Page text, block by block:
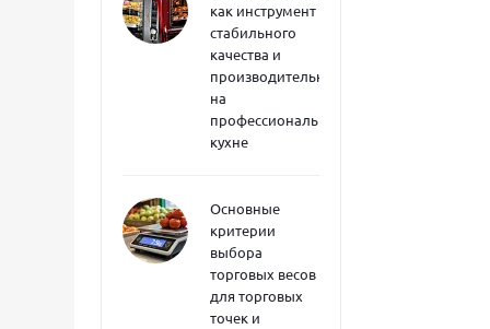
как инструмент
стабильного
качества и
производительности
на
профессиональной
кухне
Основные
критерии
выбора
торговых весов
для торговых
точек и